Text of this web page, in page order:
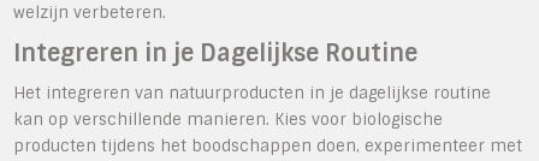
welzijn verbeteren.
Integreren in je Dagelijkse Routine
Het integreren van natuurproducten in je dagelijkse routine
kan op verschillende manieren. Kies voor biologische
producten tijdens het boodschappen doen, experimenteer met